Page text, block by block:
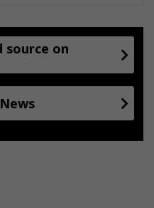
source on